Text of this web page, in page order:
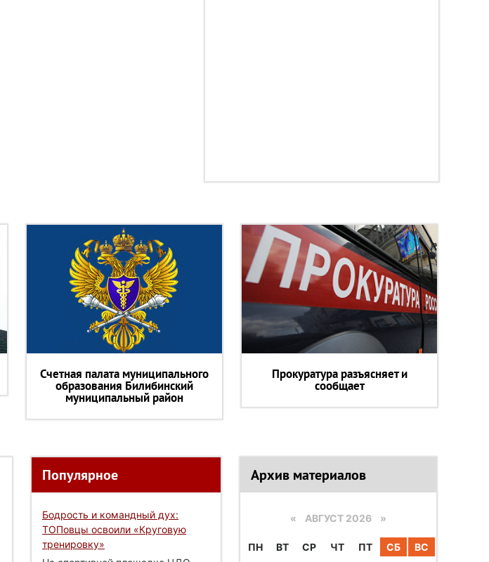
Счетная палата муниципального
образования Билибинский
муниципальный район
Прокуратура разъясняет и
сообщает
Популярное
Бодрость и командный дух:
ТОПовцы освоили «Круговую
тренировку»
Архив материалов
« АВГУСТ 2026 »
ПН ВТ СР ЧТ ПТ СБ ВС